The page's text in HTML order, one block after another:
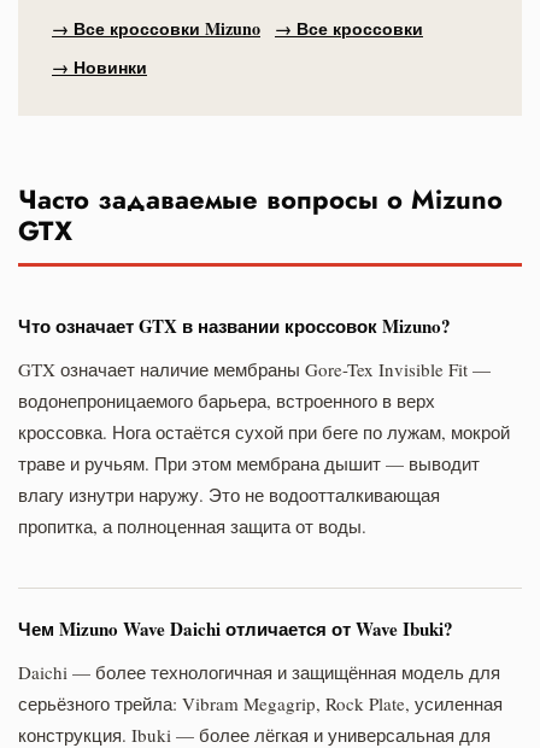
→ Все кроссовки Mizuno
→ Все кроссовки
→ Новинки
Часто задаваемые вопросы о Mizuno
GTX
Что означает GTX в названии кроссовок Mizuno?
GTX означает наличие мембраны Gore-Tex Invisible Fit —
водонепроницаемого барьера, встроенного в верх
кроссовка. Нога остаётся сухой при беге по лужам, мокрой
траве и ручьям. При этом мембрана дышит — выводит
влагу изнутри наружу. Это не водоотталкивающая
пропитка, а полноценная защита от воды.
Чем Mizuno Wave Daichi отличается от Wave Ibuki?
Daichi — более технологичная и защищённая модель для
серьёзного трейла: Vibram Megagrip, Rock Plate, усиленная
конструкция. Ibuki — более лёгкая и универсальная для